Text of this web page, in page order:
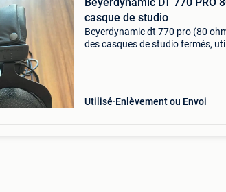
casque de studio
Beyerdynamic dt 770 pro (80
des casques de studio fermés,
Utilisé Enlèvement ou Envoi